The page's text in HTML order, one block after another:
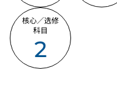
核心／选修
科目
2